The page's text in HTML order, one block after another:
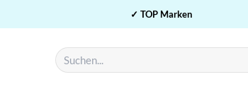
✓ TOP Marken
Suchen
nach: